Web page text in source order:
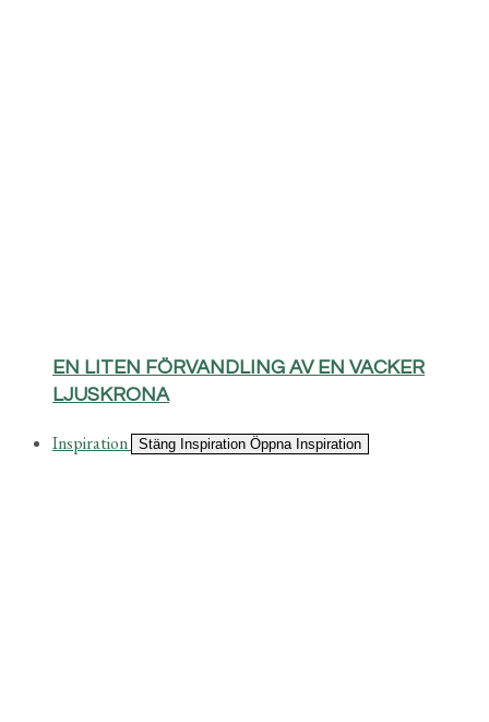
EN LITEN FÖRVANDLING AV EN VACKER
LJUSKRONA
Inspiration Stäng Inspiration Öppna Inspiration